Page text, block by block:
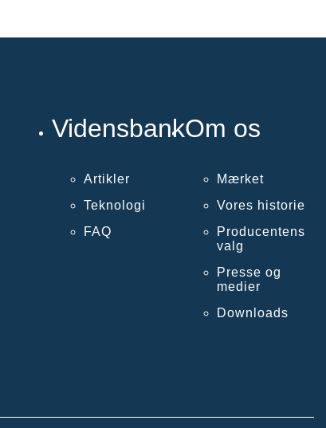
Vidensbank
Artikler
Teknologi
FAQ
Om os
Mærket
Vores historie
Producentens
valg
Presse og
medier
Downloads